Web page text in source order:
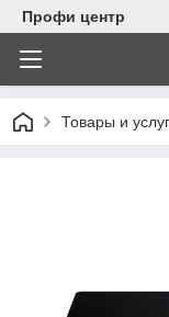
Профи центр
Товары и